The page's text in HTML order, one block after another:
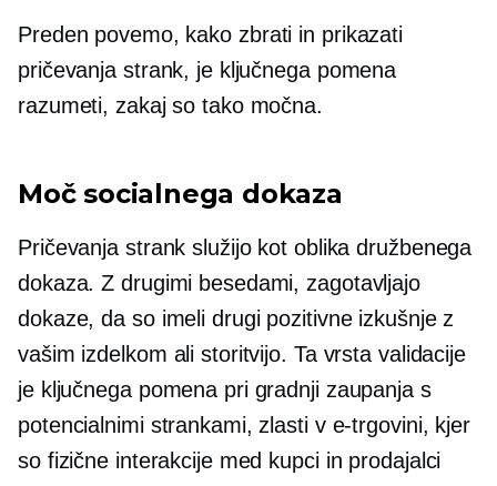
Preden povemo, kako zbrati in prikazati
pričevanja strank, je ključnega pomena
razumeti, zakaj so tako močna.
Moč socialnega dokaza
Pričevanja strank služijo kot oblika družbenega
dokaza. Z drugimi besedami, zagotavljajo
dokaze, da so imeli drugi pozitivne izkušnje z
vašim izdelkom ali storitvijo. Ta vrsta validacije
je ključnega pomena pri gradnji zaupanja s
potencialnimi strankami, zlasti v e-trgovini, kjer
so fizične interakcije med kupci in prodajalci